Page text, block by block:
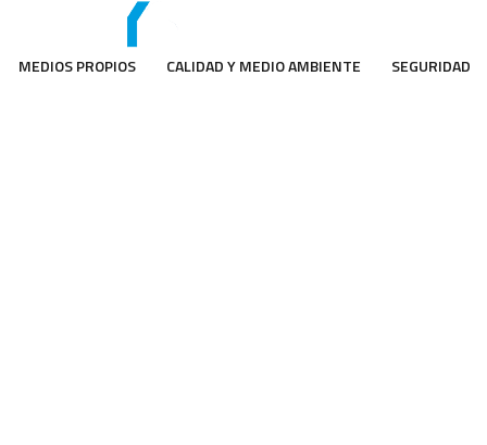
MEDIOS PROPIOS CALIDAD Y MEDIO AMBIENTE SEGURIDAD